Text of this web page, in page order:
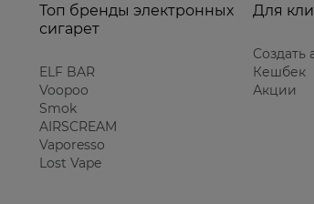
Топ бренды электронных
сигарет
ELF BAR
Voopoo
Smok
AIRSCREAM
Vaporesso
Lost Vape
Для
Создать
Кешбек
Акции